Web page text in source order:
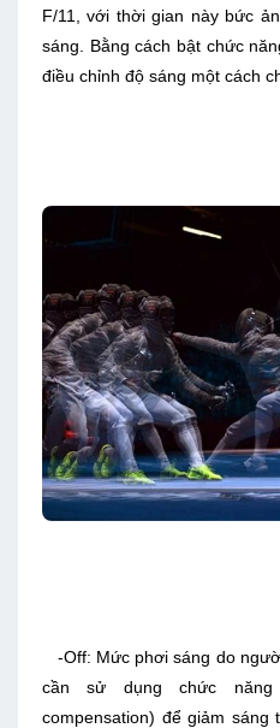
F/11, với thời gian này bức
sáng. Bằng cách bật chức
điều chỉnh độ sáng một cách
-Off: Mức phơi sáng do
cần sử dụng chức
compensation) để giảm sáng